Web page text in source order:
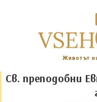
Животът
Св. преподобни